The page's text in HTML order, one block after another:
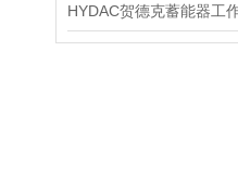
HYDAC贺德克蓄能器工